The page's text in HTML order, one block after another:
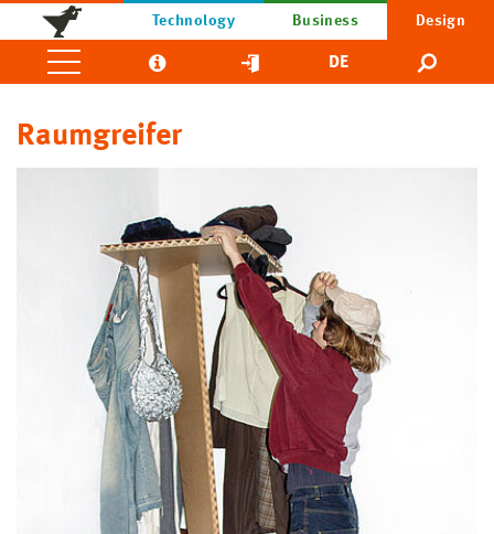
Technology Business Design
DE
Raumgreifer